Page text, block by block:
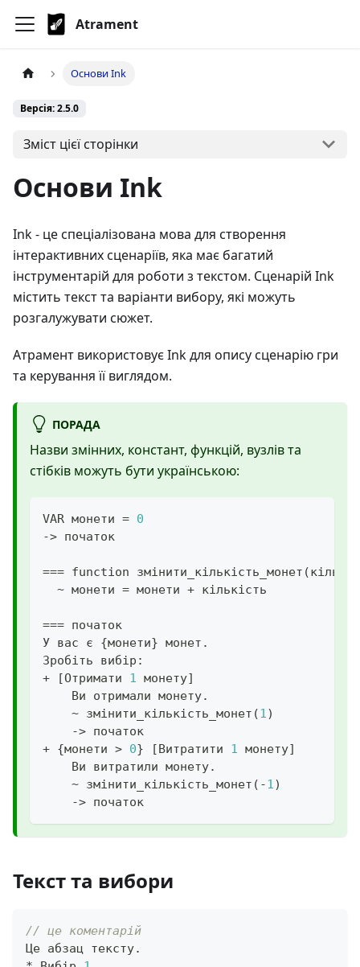
Atrament
Основи Ink
Версія: 2.5.0
Зміст цієї сторінки
Основи Ink
Ink - це спеціалізована мова для створення
інтерактивних сценаріїв, яка має багатий
інструментарій для роботи з текстом. Сценарій Ink
містить текст та варіанти вибору, які можуть
розгалужувати сюжет.
Атрамент використовує Ink для опису сценарію гри
та керування її виглядом.
ПОРАДА
Назви змінних, констант, функцій, вузлів та
стібків можуть бути українською:
VAR монети = 0
-> початок
=== function змінити_кількість_монет (
~ монети = монети + кількість
=== початок
У вас є {монети} монет .
Зробіть вибір :
+
[Отримати 1 монету]
    Ви отримали монету
.
~ змінити_кількість_монет (1)
-> початок
+ {монети > 0} [Витратити 1 монету]
    Ви витратили монету
.
~ змінити_кількість_монет ( -1)
-> початок
Текст та вибори
// це коментарій
Це абзац тексту.